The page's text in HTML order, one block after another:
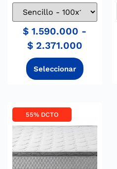
$ 1.590.000 -
$2.371.000
55% DCTO